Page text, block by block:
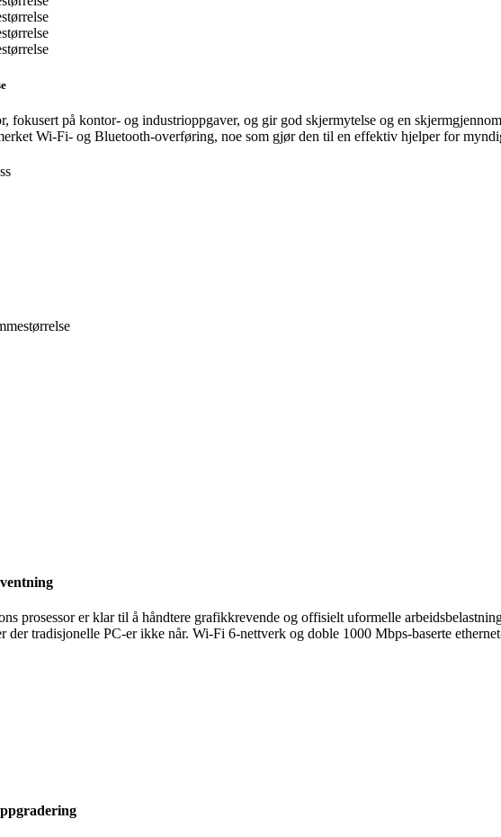
fokusert på kontor- og industrioppgaver, og gir god skjermytelse og en
Wi-Fi- og Bluetooth-overføring, noe som gjør den til en effektiv hjelper for
prosessor er klar til å håndtere grafikkrevende og offisielt uformelle
der tradisjonelle PC-er ikke når. Wi-Fi 6-nettverk og doble 1000 Mbps-baserte